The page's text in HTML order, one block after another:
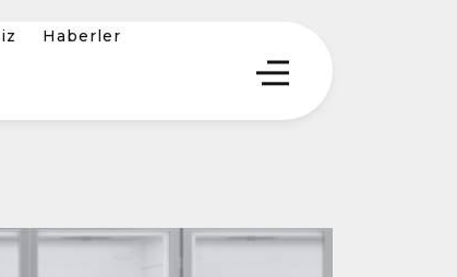
Haberler